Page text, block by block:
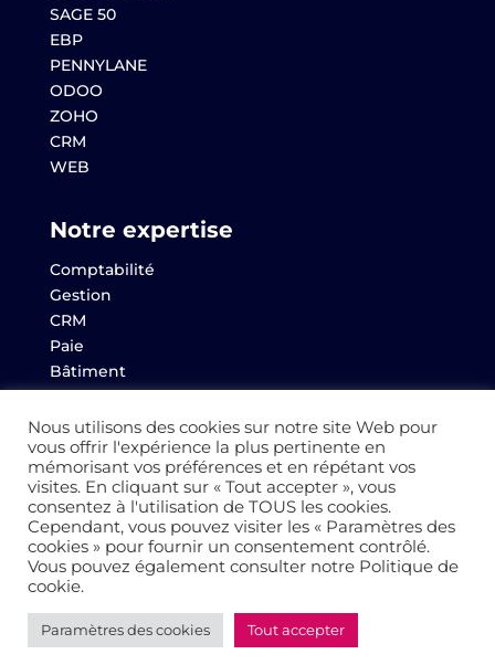
SAGE 50
EBP
PENNYLANE
ODOO
ZOHO
CRM
WEB
Notre expertise
Comptabilité
Gestion
CRM
Paie
Bâtiment
Websem
Archives
© 2022 Altaïs
Mentions légales–Politique de Confidentialité–
Nous utilisons des cookies sur notre site Web pour
vous offrir l'expérience la plus pertinente en
mémorisant vos préférences et en répétant vos
visites. En cliquant sur « Tout accepter », vous
consentez à l'utilisation de TOUS les cookies.
Cependant, vous pouvez visiter les « Paramètres des
cookies » pour fournir un consentement contrôlé.
Vous pouvez également consulter notre Politique de
cookie.
Paramètres des cookies Tout accepter